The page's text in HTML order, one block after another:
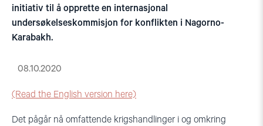
initiativ til å opprette en internasjonal
undersøkelseskommisjon for konflikten i Nagorno-
Karabakh.
08.10.2020
(Read the English version here)
Det pågår nå omfattende krigshandlinger i og omkring